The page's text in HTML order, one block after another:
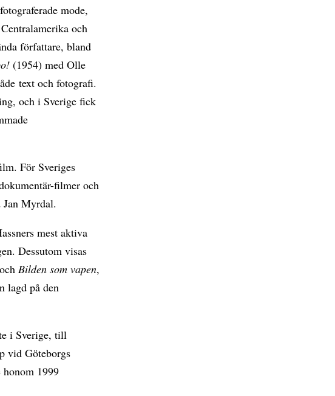
mode,
och
författare, bland
(1954) med Olle
text och fotografi.
och i Sverige fick
För Sveriges
filmer och
Jan Myrdal.
mest aktiva
Dessutom visas
Bilden som vapen,
lagd på den
i Sverige, till
vid Göteborgs
1999